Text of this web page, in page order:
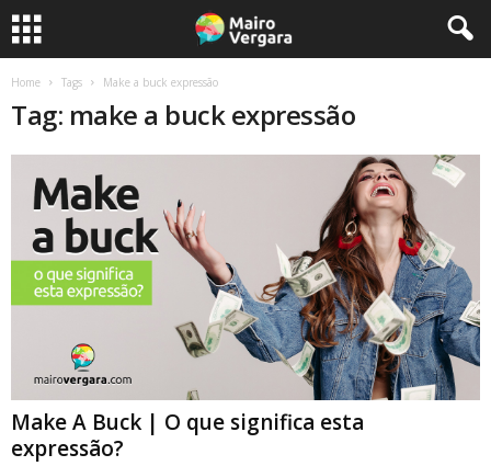
Home Tags Make a buck expressão
Tag: make a buck expressão
Make A Buck | O que significa esta
expressão?